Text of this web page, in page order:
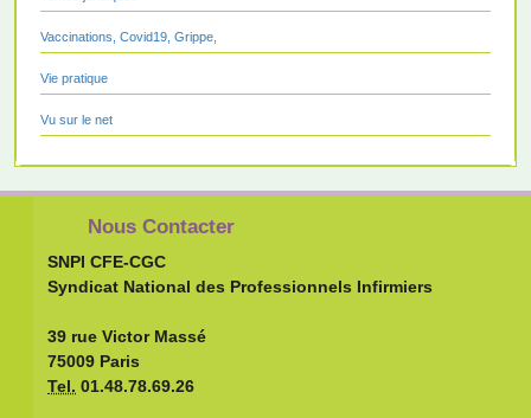
Vaccinations, Covid19, Grippe,
Vie pratique
Vu sur le net
Nous Contacter
SNPI CFE-CGC
Syndicat National des Professionnels Infirmiers
39 rue Victor Massé
75009 Paris
Tel. 01.48.78.69.26